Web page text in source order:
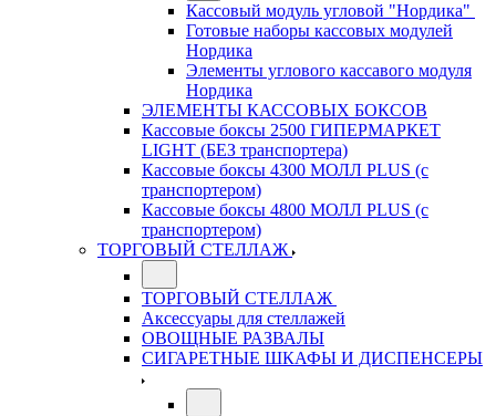
Кассовый модуль угловой "Нордика"
Готовые наборы кассовых модулей
Нордика
Элементы углового кассавого модуля
Нордика
ЭЛЕМЕНТЫ КАССОВЫХ БОКСОВ
Кассовые боксы 2500 ГИПЕРМАРКЕТ
LIGHT (БЕЗ транспортера)
Кассовые боксы 4300 МОЛЛ PLUS (с
транспортером)
Кассовые боксы 4800 МОЛЛ PLUS (с
транспортером)
ТОРГОВЫЙ СТЕЛЛАЖ
ТОРГОВЫЙ СТЕЛЛАЖ
Аксессуары для стеллажей
ОВОЩНЫЕ РАЗВАЛЫ
СИГАРЕТНЫЕ ШКАФЫ И ДИСПЕНСЕРЫ